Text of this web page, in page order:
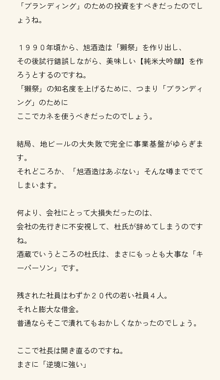
「ブランディング」のための投資をすべきだったのでし
ょうね。
１９９０年頃から、旭酒造は「獺祭」を作り出し、
その後試行錯誤しながら、美味しい【純米大吟醸】を作
ろうとするのですね。
「獺祭」の知名度を上げるために、つまり「ブランディ
ング」のために
ここでカネを使うべきだったのでしょう。
結局、地ビールの大失敗で完全に事業基盤がゆらぎま
す。
それどころか、「旭酒造はあぶない」そんな噂まででて
しまいます。
何より、会社にとって大損失だったのは、
会社の先行きに不安視して、杜氏が辞めてしまうのです
ね。
酒蔵でいうところの杜氏は、まさにもっとも大事な「キ
ーパーソン」です。
残された社員はわずか２０代の若い社員４人。
それと膨大な借金。
普通ならそこで潰れてもおかしくなかったのでしょう。
ここで社長は開き直るのですね。
まさに「逆境に強い」